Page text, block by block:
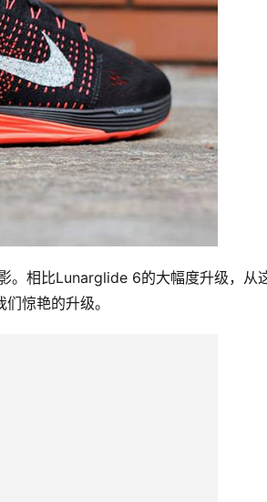
。相比Lunarglide 6的大幅度升级，从
惊艳的升级。